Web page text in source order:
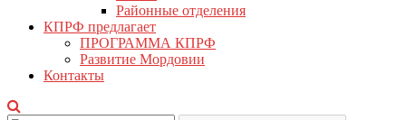
Районные отделения
КПРФ предлагает
ПРОГРАММА КПРФ
Развитие Мордовии
Контакты